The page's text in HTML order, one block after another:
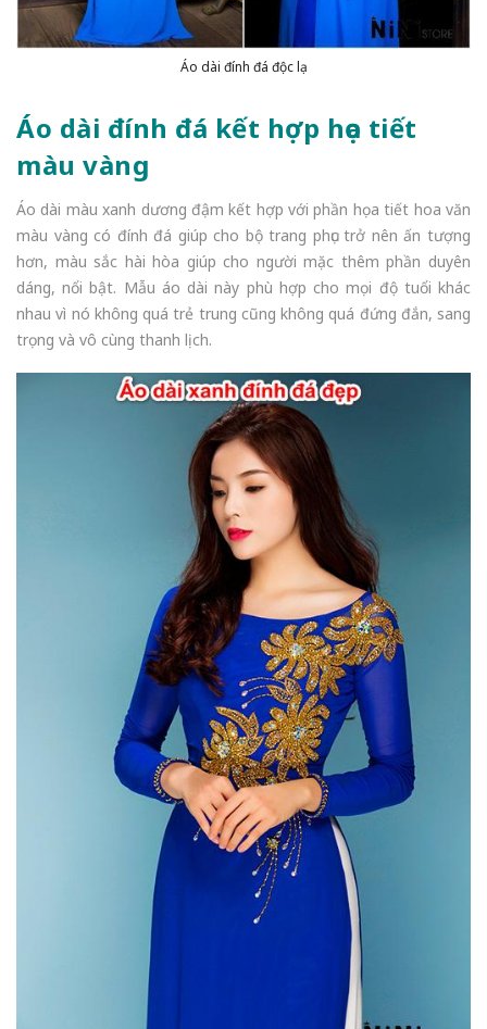
Áo dài đính đá độc lạ
Áo dài đính đá kết hợp họa tiết
màu vàng
Áo dài màu xanh dương đậm kết hợp với phần họa tiết hoa văn
màu vàng có đính đá giúp cho bộ trang phục trở nên ấn tượng
hơn, màu sắc hài hòa giúp cho người mặc thêm phần duyên
dáng, nổi bật. Mẫu áo dài này phù hợp cho mọi độ tuổi khác
nhau vì nó không quá trẻ trung cũng không quá đứng đắn, sang
trọng và vô cùng thanh lịch.